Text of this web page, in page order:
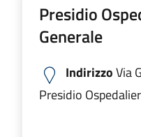
Presidio
Generale
IndirizzoVia
Presidio